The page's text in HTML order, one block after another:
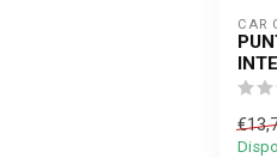
CAR